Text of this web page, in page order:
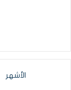
الأشهر